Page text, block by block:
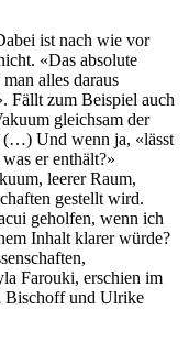
ist nach wie vor
«Das absolute
alles daraus
Fällt zum Beispiel auch
gleichsam der
(…) Und wenn ja, «lässt
er enthält?»
leerer Raum,
gestellt wird.
geholfen, wenn ich
Inhalt klarer würde?
Farouki, erschien im
Bischoff und Ulrike